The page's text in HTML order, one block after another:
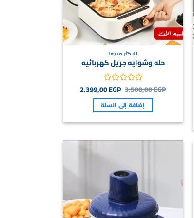
الاكثر مبيعا
حله وشوايه جريل كهربائيه
تم
0
من
3.500,00EGP السعر
الأصلي
هو:
3.500,00 EGP.
2.399,00EGP السعر
الحالي
إضافة إلى السلة